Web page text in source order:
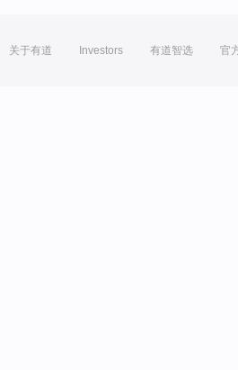
关于有道 Investors 有道智选 官